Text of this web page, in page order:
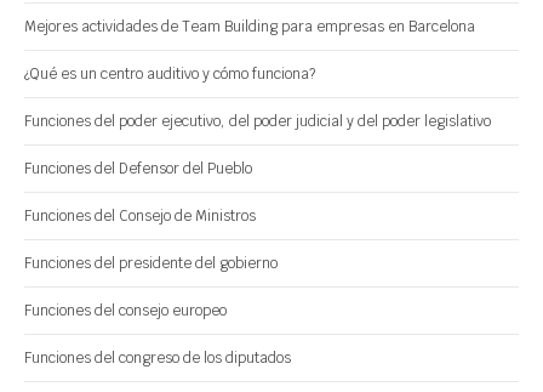
Mejores actividades de Team Building para empresas en Barcelona
¿Qué es un centro auditivo y cómo funciona?
Funciones del poder ejecutivo, del poder judicial y del poder legislativo
Funciones del Defensor del Pueblo
Funciones del Consejo de Ministros
Funciones del presidente del gobierno
Funciones del consejo europeo
Funciones del congreso de los diputados